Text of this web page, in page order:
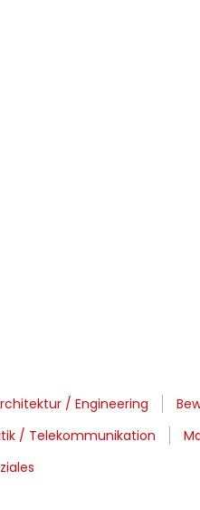
/ Engineering
/ Telekommunikation